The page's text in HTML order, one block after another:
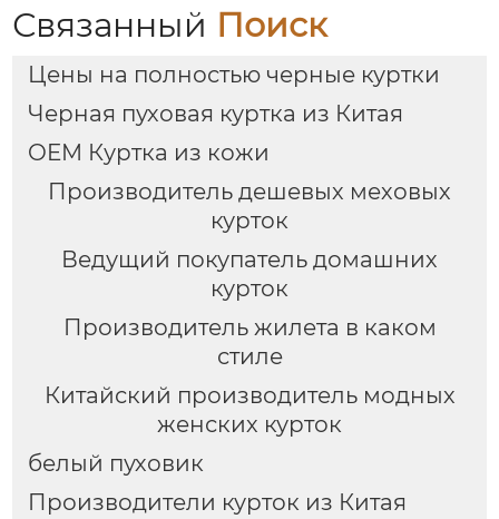
Связанный Поиск
Цены на полностью черные куртки
Черная пуховая куртка из Китая
OEM Куртка из кожи
Производитель дешевых меховых
курток
Ведущий покупатель домашних
курток
Производитель жилета в каком
стиле
Китайский производитель модных
женских курток
белый пуховик
Производители курток из Китая